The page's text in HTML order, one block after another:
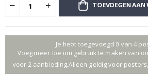
TOEVOEGEN AAN
Je hebt toegevoegd 0 van 4
Voeg meer toe om gebruik te maken van
voor 2 aanbieding.Alleen geldig voor